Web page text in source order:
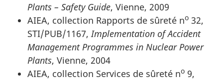
Plants – Safety Guide, Vienne, 2009
AIEA, collection Rapports de sûreté no 32,
STI/PUB/1167, Implementation of Accident
Management Programmes in Nuclear Power
Plants, Vienne, 2004
AIEA, collection Services de sûreté no 9,